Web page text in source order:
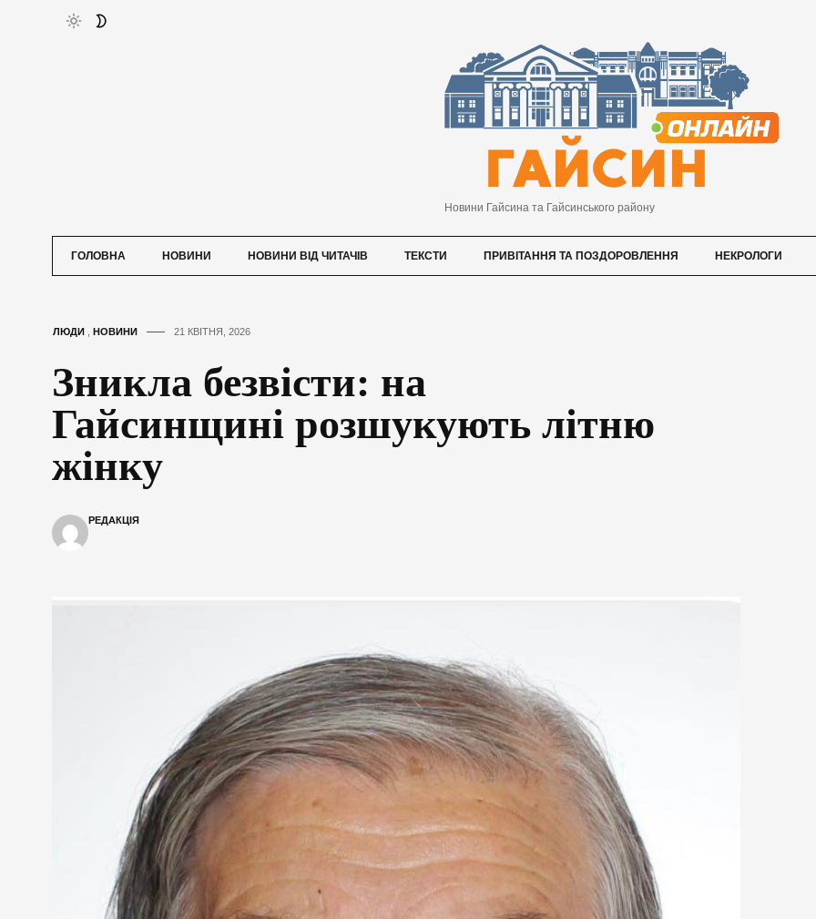
Новини Гайсина та Гайсинського району
ГОЛОВНА НОВИНИ НОВИНИ ВІД ЧИТАЧІВ ТЕКСТИ ПРИВІТАННЯ ТА ПОЗДОРОВЛЕННЯ НЕКРОЛОГИ
ЛЮДИ НОВИНИ 21 КВІТНЯ, 2026
Зникла безвісти: на
Гайсинщині розшукують літню
жінку
РЕДАКЦІЯ